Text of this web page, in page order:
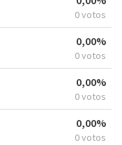
0 votos
0,00%
0 votos
0,00%
0 votos
0,00%
0 votos